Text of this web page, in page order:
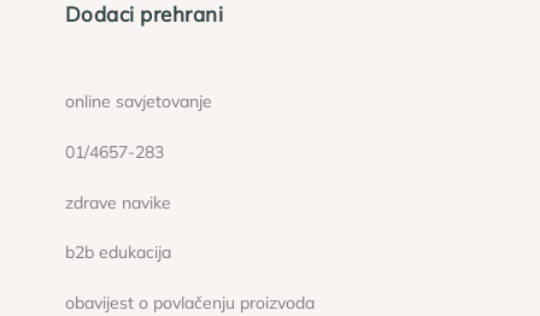
Dodaci prehrani
online savjetovanje
01/4657-283
zdrave navike
b2b edukacija
obavijest o povlačenju proizvoda